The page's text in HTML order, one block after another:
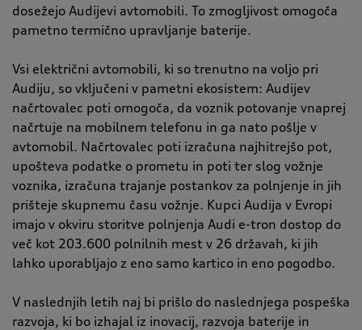
dosežejo Audijevi avtomobili. To zmogljivost omogoča
pametno termično upravljanje baterije.
Vsi električni avtomobili, ki so trenutno na voljo pri
Audiju, so vključeni v pametni ekosistem: Audijev
načrtovalec poti omogoča, da voznik potovanje vnaprej
načrtuje na mobilnem telefonu in ga nato pošlje v
avtomobil. Načrtovalec poti izračuna najhitrejšo pot,
upošteva podatke o prometu in poti ter slog vožnje
voznika, izračuna trajanje postankov za polnjenje in jih
prišteje skupnemu času vožnje. Kupci Audija v Evropi
imajo v okviru storitve polnjenja Audi e-tron dostop do
več kot 203.600 polnilnih mest v 26 državah, ki jih
lahko uporabljajo z eno samo kartico in eno pogodbo.
V naslednjih letih naj bi prišlo do naslednjega pospeška
razvoja, ki bo izhajal iz inovacij, razvoja baterije in